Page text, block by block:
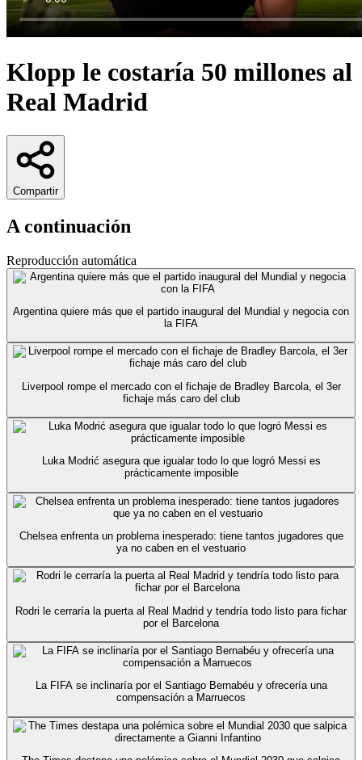
Klopp le costaría 50 millones al
Real Madrid
Compartir
A continuación
Reproducción automática
Argentina quiere más que el partido inaugural del Mundial y negocia con
la FIFA
Liverpool rompe el mercado con el fichaje de Bradley Barcola, el 3er
fichaje más caro del club
Luka Modrić asegura que igualar todo lo que logró Messi es
prácticamente imposible
Chelsea enfrenta un problema inesperado: tiene tantos jugadores que
ya no caben en el vestuario
Rodri le cerraría la puerta al Real Madrid y tendría todo listo para fichar
por el Barcelona
La FIFA se inclinaría por el Santiago Bernabéu y ofrecería una
compensación a Marruecos